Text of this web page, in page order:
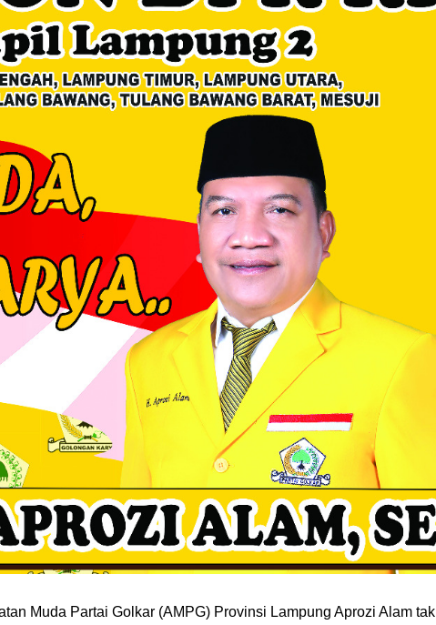
Muda Partai Golkar (AMPG) Provinsi Lampung Aprozi Alam tak